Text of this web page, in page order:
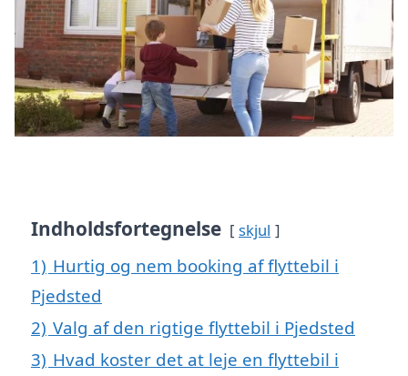
Indholdsfortegnelse skjul
1) Hurtig og nem booking af flyttebil i
Pjedsted
2) Valg af den rigtige flyttebil i Pjedsted
3) Hvad koster det at leje en flyttebil i